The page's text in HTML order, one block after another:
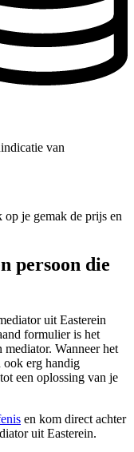
van
je gemak de prijs en
persoon die
uit Easterein
formulier is het
Wanneer het
ook erg handig
een oplossing van je
en kom direct achter
uit Easterein.